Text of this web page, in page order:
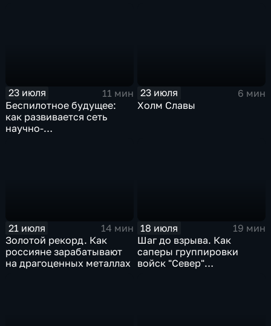
23 июля
11 мин
Беспилотное будущее:
как развивается сеть
научно-
23 июля
6 мин
Холм Славы
21 июля
14 мин
Золотой рекорд. Как
россияне зарабатывают
на драгоценных металлах
18 июля
19 мин
Шаг до взрыва. Как
саперы группировки
войск "Север"